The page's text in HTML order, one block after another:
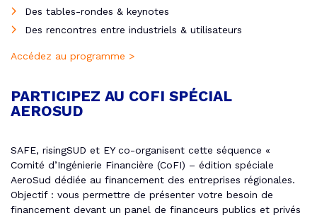
Des tables-rondes & keynotes
Des rencontres entre industriels & utilisateurs
Accédez au programme >
PARTICIPEZ AU COFI SPÉCIAL
AEROSUD
SAFE, risingSUD et EY co-organisent cette séquence «
Comité d’Ingénierie Financière (CoFI) – édition spéciale
AeroSud dédiée au financement des entreprises régionales.
Objectif : vous permettre de présenter votre besoin de
financement devant un panel de financeurs publics et privés